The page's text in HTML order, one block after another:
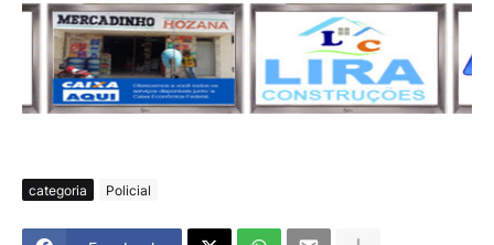
categoria Policial